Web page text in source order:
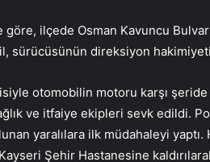
göre, ilçede Osman Kavuncu
sürücüsünün direksiyon
otomobilin motoru karşı
ve itfaiye ekipleri sevk edildi.
yaralılara ilk müdahaleyi
Şehir Hastanesine